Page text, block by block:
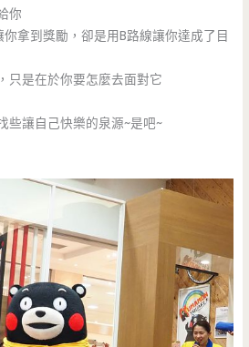
你
拿到獎勵，卻是用B路線讓你達成了目
只是在於你要怎麼去面對它
些讓自己快樂的泉源~是吧~